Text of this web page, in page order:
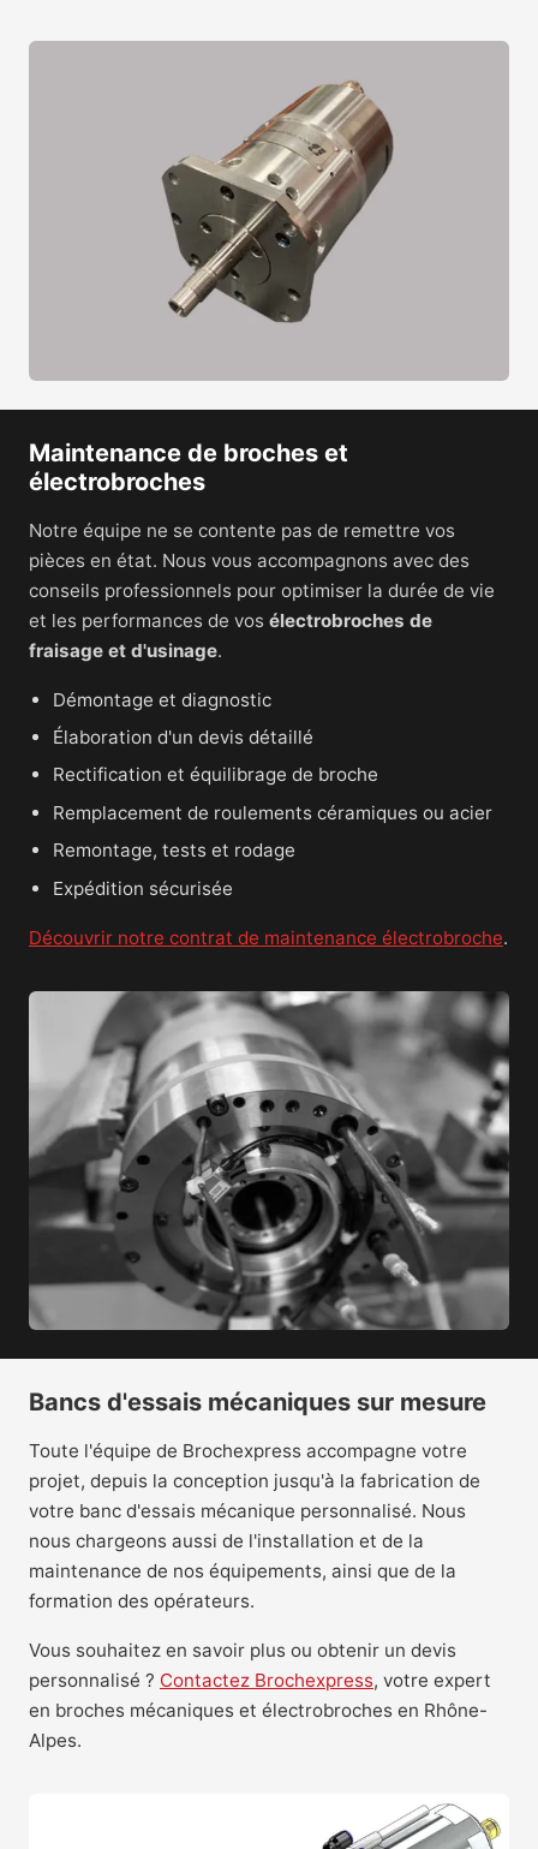
Maintenance de broches et
électrobroches
Notre équipe ne se contente pas de remettre vos
pièces en état. Nous vous accompagnons avec des
conseils professionnels pour optimiser la durée de vie
et les performances de vos électrobroches de
fraisage et d'usinage.
Démontage et diagnostic
Élaboration d'un devis détaillé
Rectification et équilibrage de broche
Remplacement de roulements céramiques ou acier
Remontage, tests et rodage
Expédition sécurisée
Découvrir notre contrat de maintenance électrobroche.
Bancs d'essais mécaniques sur mesure
Toute l'équipe de Brochexpress accompagne votre
projet, depuis la conception jusqu'à la fabrication de
votre banc d'essais mécanique personnalisé. Nous
nous chargeons aussi de l'installation et de la
maintenance de nos équipements, ainsi que de la
formation des opérateurs.
Vous souhaitez en savoir plus ou obtenir un devis
personnalisé ? Contactez Brochexpress, votre expert
en broches mécaniques et électrobroches en Rhône-
Alpes.